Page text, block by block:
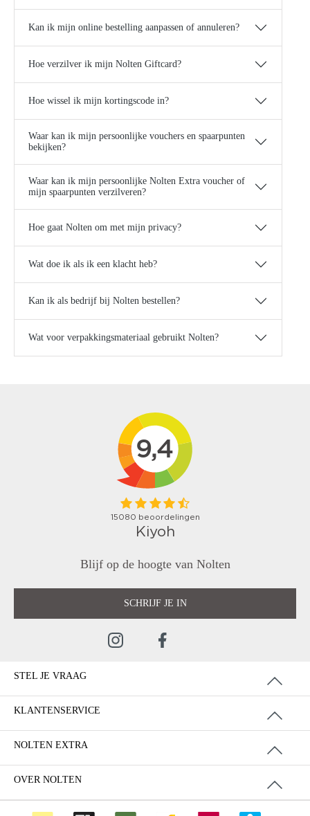
Kan ik mijn online bestelling aanpassen of annuleren?
Hoe verzilver ik mijn Nolten Giftcard?
Hoe wissel ik mijn kortingscode in?
Waar kan ik mijn persoonlijke vouchers en spaarpunten
bekijken?
Waar kan ik mijn persoonlijke Nolten Extra voucher of
mijn spaarpunten verzilveren?
Hoe gaat Nolten om met mijn privacy?
Wat doe ik als ik een klacht heb?
Kan ik als bedrijf bij Nolten bestellen?
Wat voor verpakkingsmateriaal gebruikt Nolten?
Blijf op de hoogte van Nolten
SCHRIJF JE IN
STEL JE VRAAG
KLANTENSERVICE
NOLTEN EXTRA
OVER NOLTEN